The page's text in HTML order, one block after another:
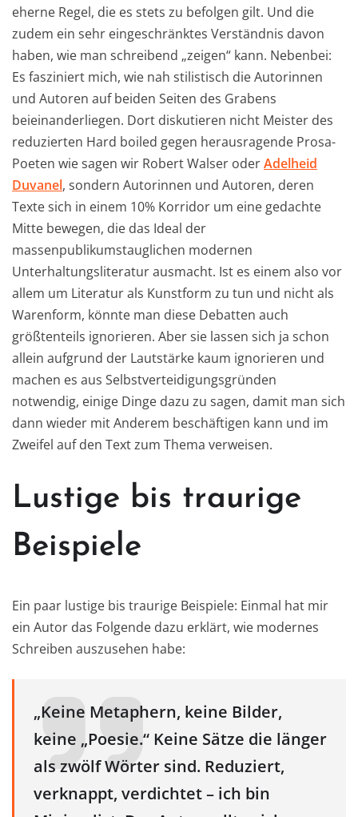
eherne Regel, die es stets zu befolgen gilt. Und die
zudem ein sehr eingeschränktes Verständnis davon
haben, wie man schreibend „zeigen“ kann. Nebenbei:
Es fasziniert mich, wie nah stilistisch die Autorinnen
und Autoren auf beiden Seiten des Grabens
beieinanderliegen. Dort diskutieren nicht Meister des
reduzierten Hard boiled gegen herausragende Prosa-
Poeten wie sagen wir Robert Walser oderAdelheid
Duvanel, sondern Autorinnen und Autoren, deren
Texte sich in einem 10% Korridor um eine gedachte
Mitte bewegen, die das Ideal der
massenpublikumstauglichen modernen
Unterhaltungsliteratur ausmacht. Ist es einem also vor
allem um Literatur als Kunstform zu tun und nicht als
Warenform, könnte man diese Debatten auch
größtenteils ignorieren. Aber sie lassen sich ja schon
allein aufgrund der Lautstärke kaum ignorieren und
machen es aus Selbstverteidigungsgründen
notwendig, einige Dinge dazu zu sagen, damit man sich
dann wieder mit Anderem beschäftigen kann und im
Zweifel auf den Text zum Thema verweisen.
Lustige bis traurige
Beispiele
Ein paar lustige bis traurige Beispiele: Einmal hat mir
ein Autor das Folgende dazu erklärt, wie modernes
Schreiben auszusehen habe:
„Keine Metaphern, keine Bilder,
keine „Poesie.“ Keine Sätze die länger
als zwölf Wörter sind. Reduziert,
verknappt, verdichtet – ich bin